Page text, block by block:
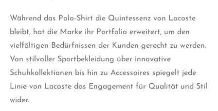
Während das Polo-Shirt die Quintessenz von Lacoste
bleibt, hat die Marke ihr Portfolio erweitert, um den
vielfältigen Bedürfnissen der Kunden gerecht zu werden.
Von stilvoller Sportbekleidung über innovative
Schuhkollektionen bis hin zu Accessoires spiegelt jede
Linie von Lacoste das Engagement für Qualität und Stil
wider.